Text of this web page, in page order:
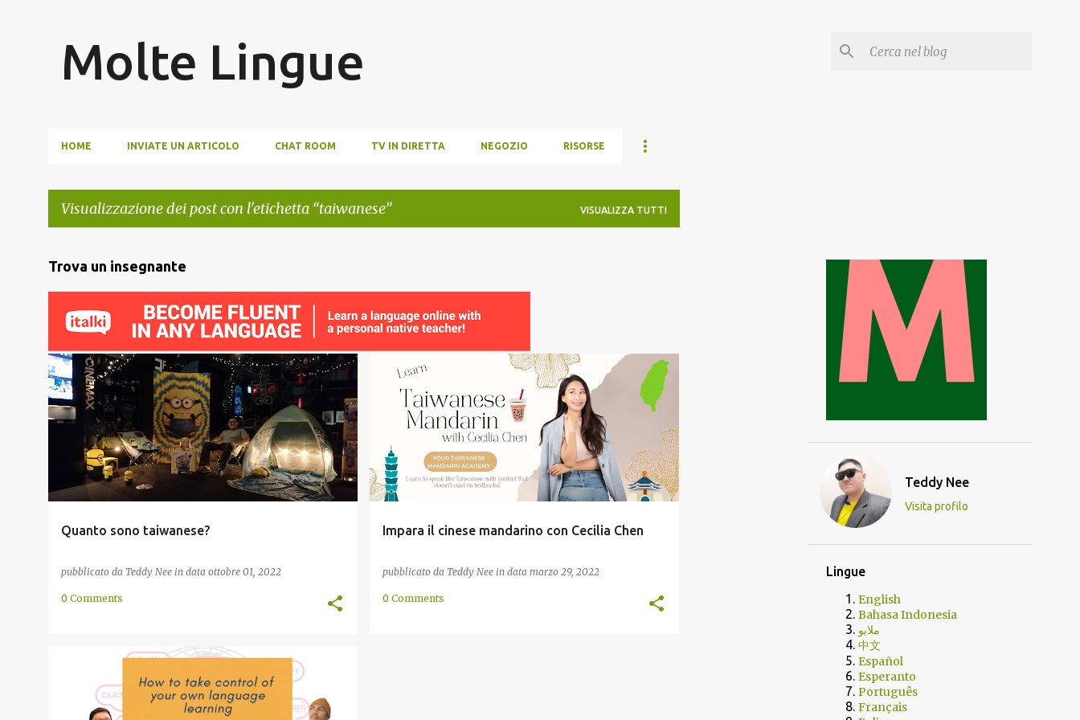
Molte Lingue
HOME INVIATE UN ARTICOLO CHAT ROOM TV IN DIRETTA NEGOZIO RISORSE
Visualizzazione dei post con l'etichetta taiwanese VISUALIZZA TUTTI
P
o
Trova un insegnante
Quanto sono taiwanese?
pubblicato da Teddy Nee in data ottobre 01, 2022
CULTURA INDONESIA INDONESIANO PERSONALITÀ
STORIA TAIWAN TAIWANESE
0 Comments
Impara il cinese mandarino con Cecilia Chen
pubblicato da Teddy Nee in data marzo 29, 2022
ASCOLTARE CINESE CLASSE +
0 Comments
INDONESIA
Teddy Nee
Visita profilo
Lingue
English
Bahasa Indonesia
ملايو
中文
Español
Esperanto
Português
Français